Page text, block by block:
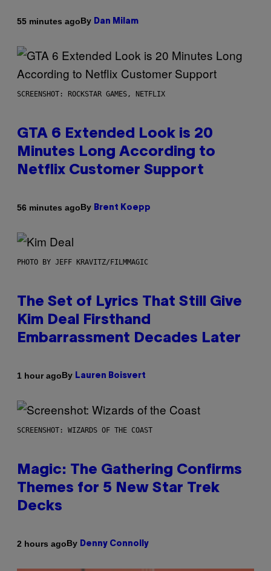
55 minutes agoBy Dan Milam
SCREENSHOT: ROCKSTAR GAMES, NETFLIX
GTA 6 Extended Look is 20
Minutes Long According to
Netflix Customer Support
56 minutes agoBy Brent Koepp
PHOTO BY JEFF KRAVITZ/FILMMAGIC
The Set of Lyrics That Still Give
Kim Deal Firsthand
Embarrassment Decades Later
1 hour agoBy Lauren Boisvert
SCREENSHOT: WIZARDS OF THE COAST
Magic: The Gathering Confirms
Themes for 5 New Star Trek
Decks
2 hours agoBy Denny Connolly